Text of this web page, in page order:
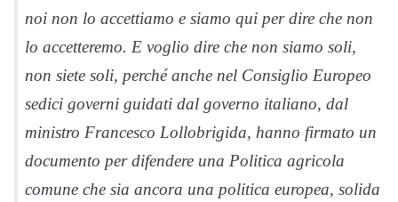
noi non lo accettiamo e siamo qui per dire che non
lo accetteremo. E voglio dire che non siamo soli,
non siete soli, perché anche nel Consiglio Europeo
sedici governi guidati dal governo italiano, dal
ministro Francesco Lollobrigida, hanno firmato un
documento per difendere una Politica agricola
comune che sia ancora una politica europea, solida